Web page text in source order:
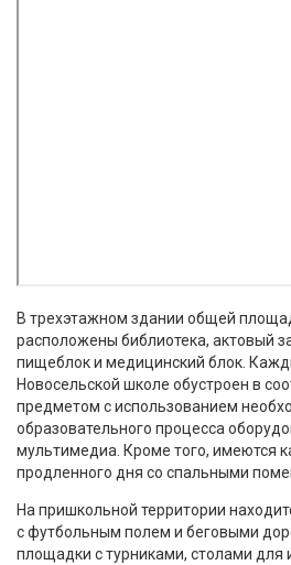
В трехэтажном здании общей
расположены библиотека, актовый
пищеблок и медицинский блок.
Новосельской школе обустроен в
предметом с использованием
образовательного процесса
мультимедиа. Кроме того, имеются
продленного дня со спальными
На пришкольной территории
с футбольным полем и беговыми
площадки с турниками, столами для